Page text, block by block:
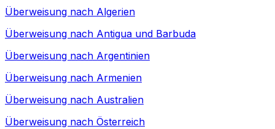
Überweisung nach Algerien
Überweisung nach Antigua und Barbuda
Überweisung nach Argentinien
Überweisung nach Armenien
Überweisung nach Australien
Überweisung nach Österreich